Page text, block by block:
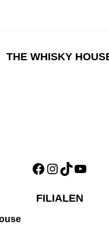
THE WHISKY
Facebook
Instagram
TikTok
FILIALEN